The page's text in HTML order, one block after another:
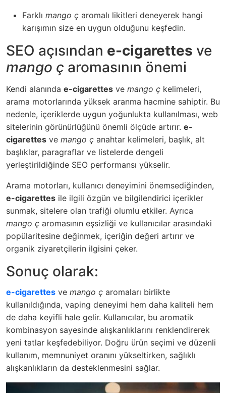
Farklı mango ç aromalı likitleri deneyerek hangi
karışımın size en uygun olduğunu keşfedin.
SEO açısından e-cigarettes ve
mango ç aromasının önemi
Kendi alanında e-cigarettes ve mango ç kelimeleri,
arama motorlarında yüksek aranma hacmine sahiptir. Bu
nedenle, içeriklerde uygun yoğunlukta kullanılması, web
sitelerinin görünürlüğünü önemli ölçüde artırır. e-
cigarettes ve mango ç anahtar kelimeleri, başlık, alt
başlıklar, paragraflar ve listelerde dengeli
yerleştirildiğinde SEO performansı yükselir.
Arama motorları, kullanıcı deneyimini önemsediğinden,
e-cigarettes ile ilgili özgün ve bilgilendirici içerikler
sunmak, sitelere olan trafiği olumlu etkiler. Ayrıca
mango ç aromasının eşsizliği ve kullanıcılar arasındaki
popülaritesine değinmek, içeriğin değeri artırır ve
organik ziyaretçilerin ilgisini çeker.
Sonuç olarak:
e-cigarettes ve mango ç aromaları birlikte
kullanıldığında, vaping deneyimi hem daha kaliteli hem
de daha keyifli hale gelir. Kullanıcılar, bu aromatik
kombinasyon sayesinde alışkanlıklarını renklendirerek
yeni tatlar keşfedebiliyor. Doğru ürün seçimi ve düzenli
kullanım, memnuniyet oranını yükseltirken, sağlıklı
alışkanlıkların da desteklenmesini sağlar.